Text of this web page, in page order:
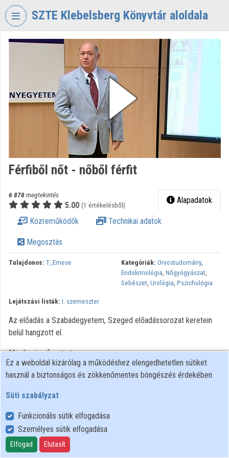
Fejléc kihagyása
SZTE Klebelsberg Könyvtár aloldala
VIDEOTORIUM
KÖNYVTÁR
Intézményi kezdőlap
Bejelentkezés
Intézményi listák
Intézmények
Közreműködők
Férfiből nőt - nőből férfit
6 878megtekintés
5.00 (1 értékelésből) Alapadatok
Közreműködők Technikai adatok
Megosztás
Tulajdonos: T_Emese Kategóriák: Orvostudomány,
Endokrinológia, Nőgyógyászat,
Sebészet, Urológia, Pszichológia
Lejátszási listák: I. szemeszter
Az előadás a Szabadegyetem, Szeged előadássorozat keretein
belül hangzott el.
Minden jog fenntartva.
Felhasználói szabályzat
Adatkezelési tájékoztató
Süti szabályzat
Ez a weboldal kizárólag a működéshez elengedhetetlen sütiket
használ a biztonságos és zökkenőmentes böngészés érdekében.
Süti szabályzat
Funkcionális sütik elfogadása
Személyes sütik elfogadása
Elfogad Elutasít